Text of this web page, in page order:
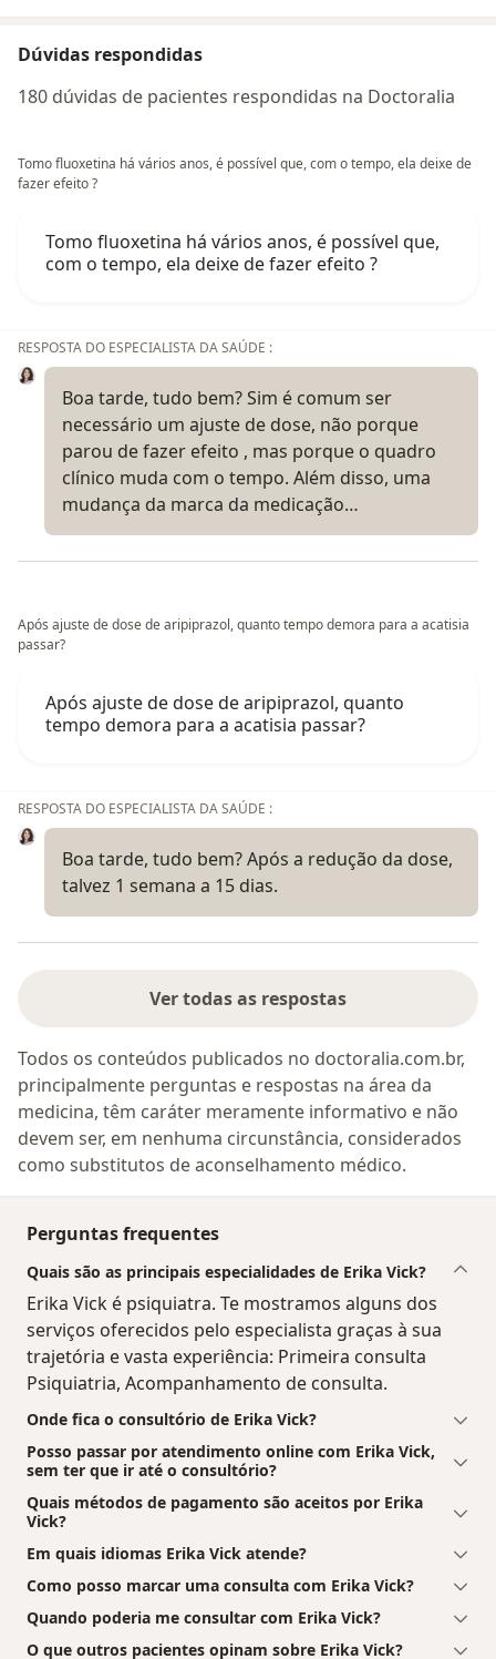
Dúvidas respondidas
180 dúvidas de pacientes respondidas na Doctoralia
Tomo fluoxetina há vários anos, é possível que, com o tempo, ela deixe de
fazer efeito ?
Tomo fluoxetina há vários anos, é possível que,
com o tempo, ela deixe de fazer efeito ?
RESPOSTA DO ESPECIALISTA DA SAÚDE :
Boa tarde, tudo bem? Sim é comum ser
necessário um ajuste de dose, não porque
parou de fazer efeito , mas porque o quadro
clínico muda com o tempo. Além disso, uma
mudança da marca da medicação…
Após ajuste de dose de aripiprazol, quanto tempo demora para a acatisia
passar?
Após ajuste de dose de aripiprazol, quanto
tempo demora para a acatisia passar?
RESPOSTA DO ESPECIALISTA DA SAÚDE :
Boa tarde, tudo bem? Após a redução da dose,
talvez 1 semana a 15 dias.
Ver todas as respostas
Todos os conteúdos publicados no doctoralia.com.br,
principalmente perguntas e respostas na área da
medicina, têm caráter meramente informativo e não
devem ser, em nenhuma circunstância, considerados
como substitutos de aconselhamento médico.
Perguntas frequentes
Quais são as principais especialidades de Erika Vick?
Erika Vick é psiquiatra. Te mostramos alguns dos
serviços oferecidos pelo especialista graças à sua
trajetória e vasta experiência: Primeira consulta
Psiquiatria, Acompanhamento de consulta.
Onde fica o consultório de Erika Vick?
Posso passar por atendimento online com Erika Vick,
sem ter que ir até o consultório?
Quais métodos de pagamento são aceitos por Erika
Vick?
Em quais idiomas Erika Vick atende?
Como posso marcar uma consulta com Erika Vick?
Quando poderia me consultar com Erika Vick?
O que outros pacientes opinam sobre Erika Vick?